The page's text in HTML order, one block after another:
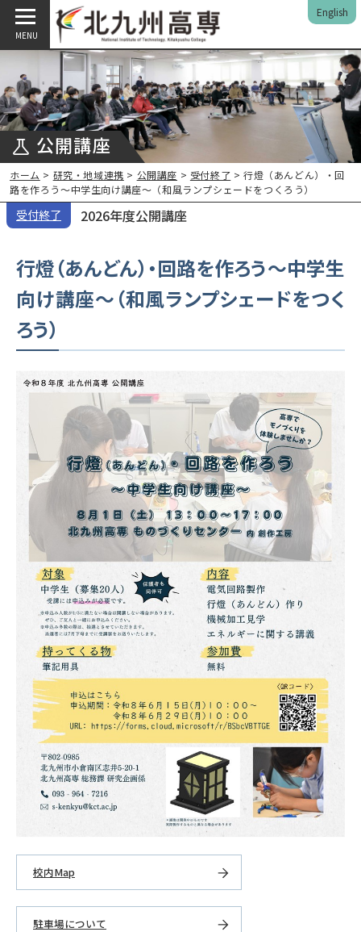
MENU
English
公開講座
ホーム > 研究・地域連携 > 公開講座 > 受付終了 > 行燈（あんどん）・回
路を作ろう～中学生向け講座～（和風ランプシェードをつくろう）
受付終了 2026年度公開講座
行燈（あんどん）・回路を作ろう～中学生
向け講座～（和風ランプシェードをつく
ろう）
校内Map
駐車場について